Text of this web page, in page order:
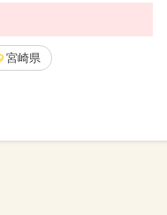
宮崎県